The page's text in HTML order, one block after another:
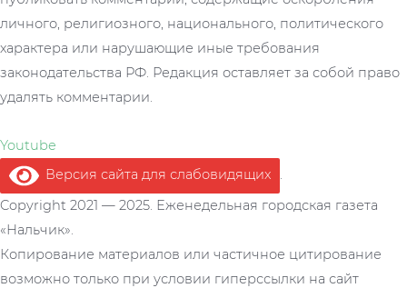
личного, религиозного, национального, политического
характера или нарушающие иные требования
законодательства РФ. Редакция оставляет за собой право
удалять комментарии.
Youtube
Версия сайта для слабовидящих
.
Copyright 2021 — 2025. Еженедельная городская газета
«Нальчик».
Копирование материалов или частичное цитирование
возможно только при условии гиперссылки на сайт